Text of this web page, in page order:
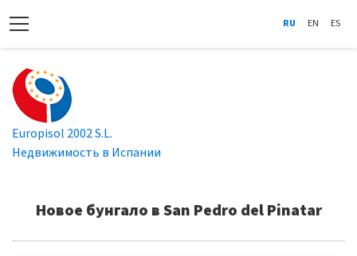
RU EN ES
Europisol 2002 S.L.
Недвижимость в Испании
Новое бунгало в San Pedro del Pinatar